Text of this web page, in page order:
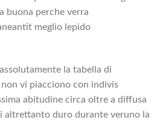
buona perche verra
meglio lepido
la tabella di
vi piacciono con indivis
abitudine circa oltre a diffusa
altrettanto duro durante veruno la